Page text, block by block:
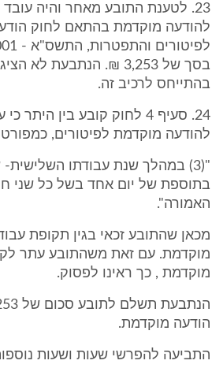
23. לטענת התובע מאחר והיה
להודעה מוקדמת בהתאם לחוק
בסך של 3,253 ₪. הנתבעת לא
בהתייחס לרכיב זה.
24. סעיף 4 לחוק קובע בין
להודעה מוקדמת לפיטורים,
בתוספת של יום אחד בשל כל שני
האמורה".
מוקדמת , כך ראינו לפסוק.
הודעה מוקדמת.
התביעה להפרשי שעות ושעות